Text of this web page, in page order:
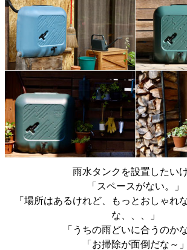
雨水タンクを設置したい
「スペースがない。」
「場所はあるけれど、もっとおしゃれ
な、、、」
「うちの雨どいに合うのかな
「お掃除が面倒だな～」